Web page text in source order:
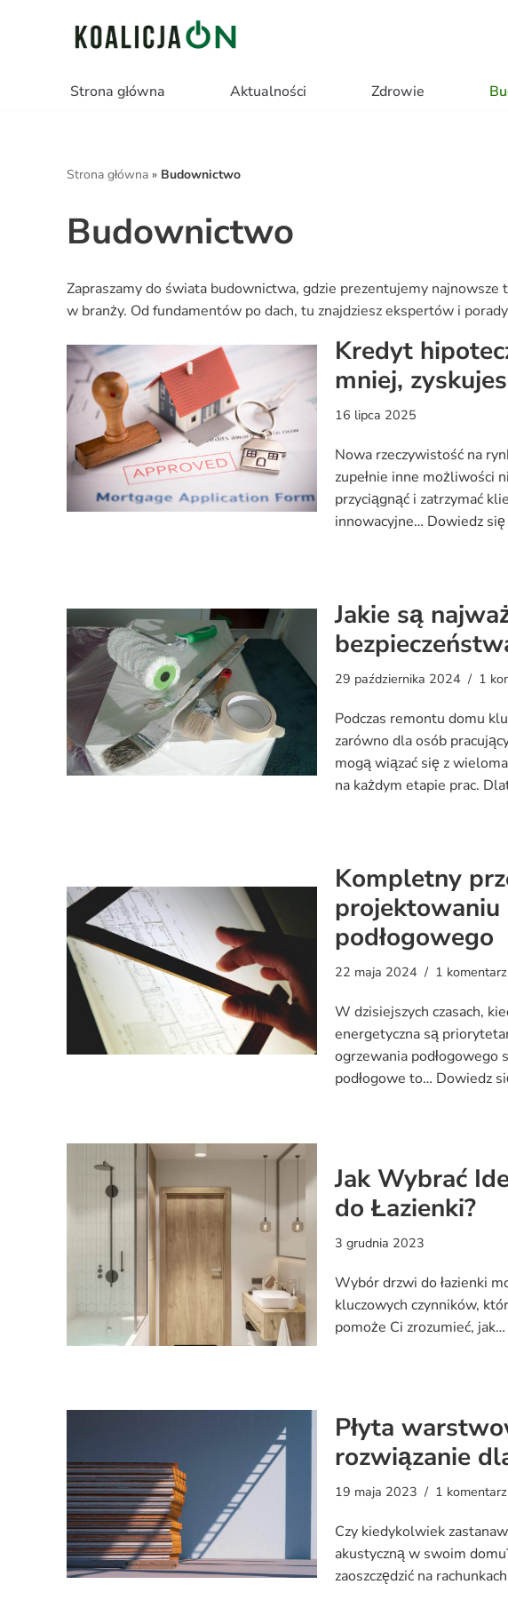
Strona główna Aktualności Zdrowie
Strona główna» Budownictwo
Budownictwo
Zapraszamy do świata budownictwa, gdzie prezentujemy
w branży. Od fundamentów po dach, tu znajdziesz ekspertów i
Kredyt
mniej,
16 lipca 2025
Nowa rzeczywistość na
zupełnie inne możliwości
przyciągnąć i zatrzymać
innowacyjne… Dowiedz
Jakie są
29 października 2024 1
Podczas remontu domu
zarówno dla osób
mogą wiązać się z
na każdym etapie prac.
Kompletny
projektowaniu
podłogowego
22 maja 2024 1 komentarz
W dzisiejszych czasach,
energetyczna są
ogrzewania podłogowego
podłogowe to… Dowiedz
Jak Wybrać
do Łazienki?
3 grudnia 2023
Wybór drzwi do łazienki
kluczowych czynników,
pomoże Ci zrozumieć, jak…
Płyta
rozwiązanie
19 maja 2023 1 komentarz
Czy kiedykolwiek
akustyczną w swoim
zaoszczędzić na